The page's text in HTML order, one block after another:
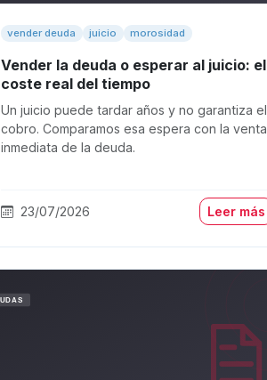
vender deuda juicio morosidad
Vender la deuda o esperar al juicio: el
coste real del tiempo
Un juicio puede tardar años y no garantiza el
cobro. Comparamos esa espera con la venta
inmediata de la deuda.
23/07/2026 Leer más